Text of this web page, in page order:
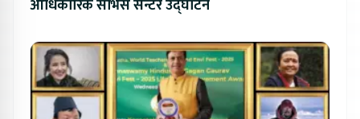
आधिकारिक सर्भिस सेन्टर उद्घाटन